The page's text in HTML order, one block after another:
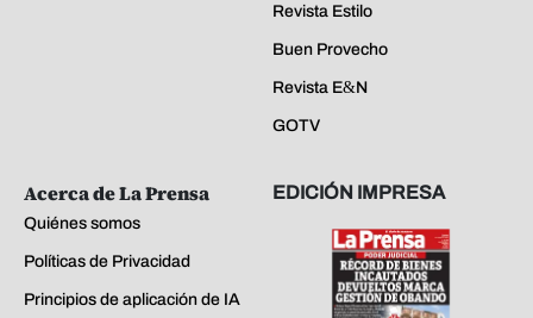
Revista Estilo
Buen Provecho
Revista E&N
GOTV
Acerca de La Prensa
Quiénes somos
Políticas de Privacidad
Principios de aplicación de IA
EDICIÓN IMPRESA